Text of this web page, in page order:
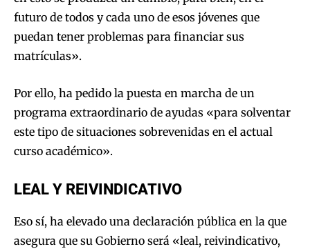
futuro de todos y cada uno de esos jóvenes que
puedan tener problemas para financiar sus
matrículas».
Por ello, ha pedido la puesta en marcha de un
programa extraordinario de ayudas «para solventar
este tipo de situaciones sobrevenidas en el actual
curso académico».
LEAL Y REIVINDICATIVO
Eso sí, ha elevado una declaración pública en la que
asegura que su Gobierno será «leal, reivindicativo,